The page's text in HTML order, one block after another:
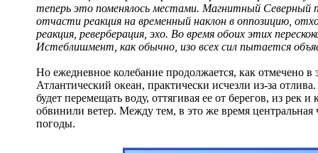
теперь это поменялось местами. Магнитный Северный
отчасти реакция на временный наклон в оппозицию,
реакция, реверберация, эхо. Во время обоих этих
Истеблишмент, как обычно, изо всех сил пытается
Но ежедневное колебание продолжается, как отмечено в
Атлантический океан, практически исчезли из-за
будет перемещать воду, оттягивая ее от берегов, из
обвинили ветер. Между тем, в это же время
погоды.